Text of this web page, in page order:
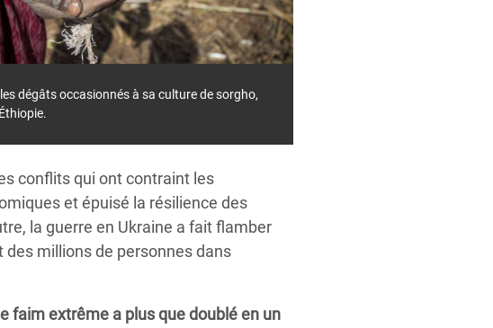
dégâts occasionnés à sa culture de sorgho,
conflits qui ont contraint les
et épuisé la résilience des
la guerre en Ukraine a fait flamber
des millions de personnes dans
faim extrême a plus que doublé en un